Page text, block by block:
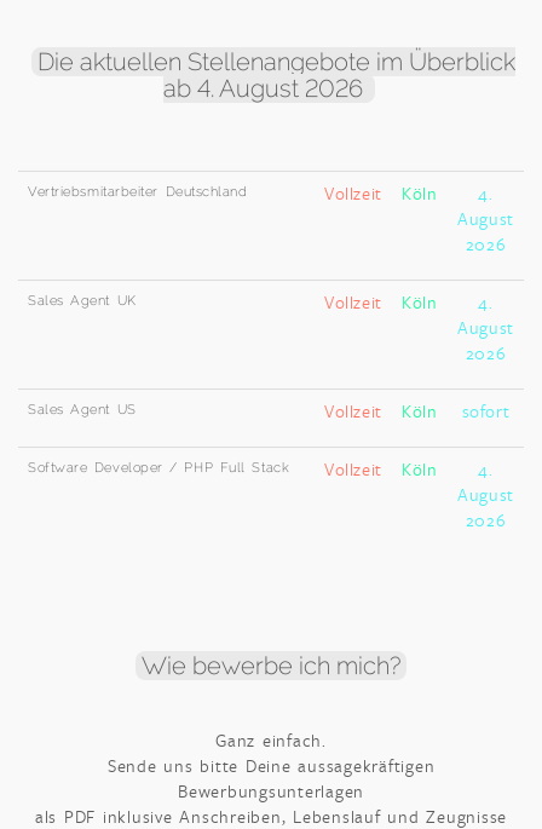
Die aktuellen Stellenangebote im Überblick
ab 4. August 2026
Vertriebsmitarbeiter Deutschland Vollzeit Köln
4.
August
2026
Sales Agent UK Vollzeit Köln
4.
August
2026
Sales Agent US Vollzeit Köln sofort
Software Developer / PHP Full Stack Vollzeit Köln
4.
August
2026
Wie bewerbe ich mich?
Ganz einfach.
Sende uns bitte Deine aussagekräftigen
Bewerbungsunterlagen
als PDF inklusive Anschreiben, Lebenslauf und Zeugnisse